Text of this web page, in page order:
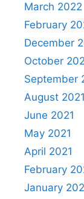
March 2022
February
December
October
September
August 2021
June 2021
May 2021
April 2021
February
January